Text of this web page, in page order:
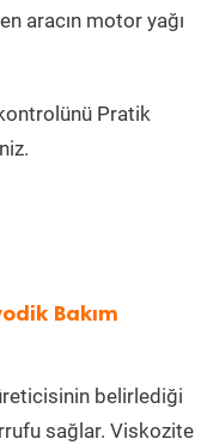
aracın motor yağı
Pratik
Bakım
belirlediği
sağlar. Viskozite